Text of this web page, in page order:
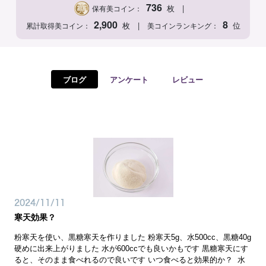
保有美コイン： 736枚 |
累計取得美コイン： 2,900 枚 | 美コインランキング： 8位
ブログ アンケート レビュー
2024/11/11
寒天効果？
粉寒天を使い、黒糖寒天を作りました 粉寒天5g、水500cc、黒糖40g
硬めに出来上がりました 水が600ccでも良いかもです 黒糖寒天にす
ると、そのまま食べれるので良いです いつ食べると効果的か？ 水